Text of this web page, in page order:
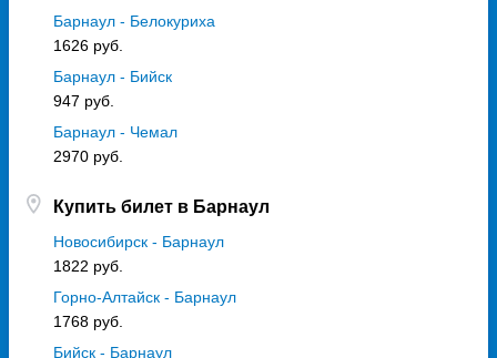
Барнаул - Белокуриха
1626 руб.
Барнаул - Бийск
947 руб.
Барнаул - Чемал
2970 руб.
Купить билет в Барнаул
Новосибирск - Барнаул
1822 руб.
Горно-Алтайск - Барнаул
1768 руб.
Бийск - Барнаул